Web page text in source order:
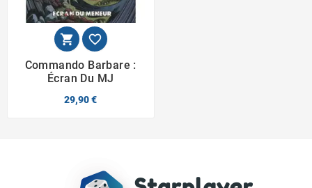
 
Commando Barbare :
Écran Du MJ
29,90 €